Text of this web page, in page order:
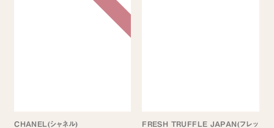
CHANEL(シャネル)
FRESH TRUFFLE JAPAN(フレッ